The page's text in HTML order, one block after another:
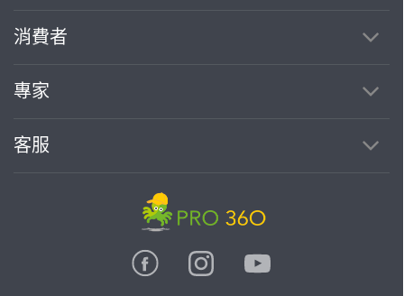
消費者
專家
客服